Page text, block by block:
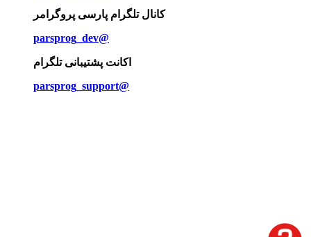
کانال تلگرام پارسی پروگرامر
parsprog_dev@
اکانت پشتیبانی تلگرام
parsprog_support@